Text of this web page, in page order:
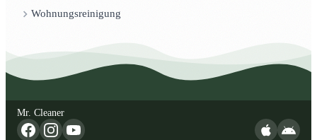
Wohnungsreinigung
Mr. Cleaner